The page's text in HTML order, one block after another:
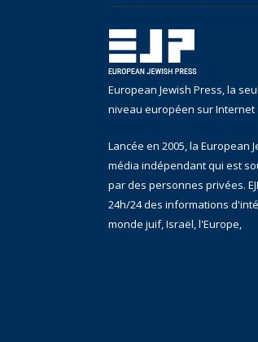
European Jewish Press, la
niveau européen sur Internet
Lancée en 2005, la European
média indépendant qui est
par des personnes privées.
24h/24 des informations
monde juif, Israël, l'Europe,